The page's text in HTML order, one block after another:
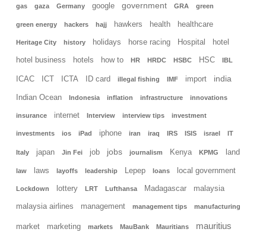
gas gaza Germany google government GRA green
green energy hackers hajj hawkers health healthcare
Heritage City history holidays horse racing Hospital hotel
hotel business hotels how to HR HRDC HSBC HSC IBL
ICAC ICT ICTA ID card illegal fishing IMF import india
Indian Ocean Indonesia inflation infrastructure innovations
insurance internet Interview interview tips investment
investments ios iPad iphone iran iraq IRS ISIS israel IT
Italy japan Jin Fei job jobs journalism Kenya KPMG land
law laws layoffs leadership Lepep loans local government
Lockdown lottery LRT Lufthansa Madagascar malaysia
malaysia airlines management management tips manufacturing
market marketing markets MauBank Mauritians mauritius